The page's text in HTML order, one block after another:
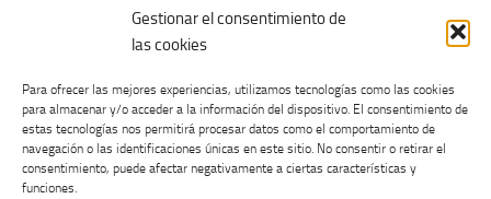
Gestionar el consentimiento de
las cookies
Para ofrecer las mejores experiencias, utilizamos tecnologías como las cookies
para almacenar y/o acceder a la información del dispositivo. El consentimiento de
estas tecnologías nos permitirá procesar datos como el comportamiento de
navegación o las identificaciones únicas en este sitio. No consentir o retirar el
consentimiento, puede afectar negativamente a ciertas características y
funciones.
Feed de entradas
WordPress.org